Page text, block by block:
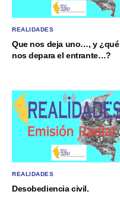
REALIDADES
Que nos deja uno…, y ¿qué
nos depara el entrante…?
REALIDADES
Desobediencia civil.